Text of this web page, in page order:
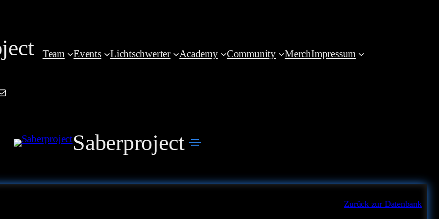
Team Events Lichtschwerter Academy Community MerchImpressum
Saberproject
Zurück zur Datenbank